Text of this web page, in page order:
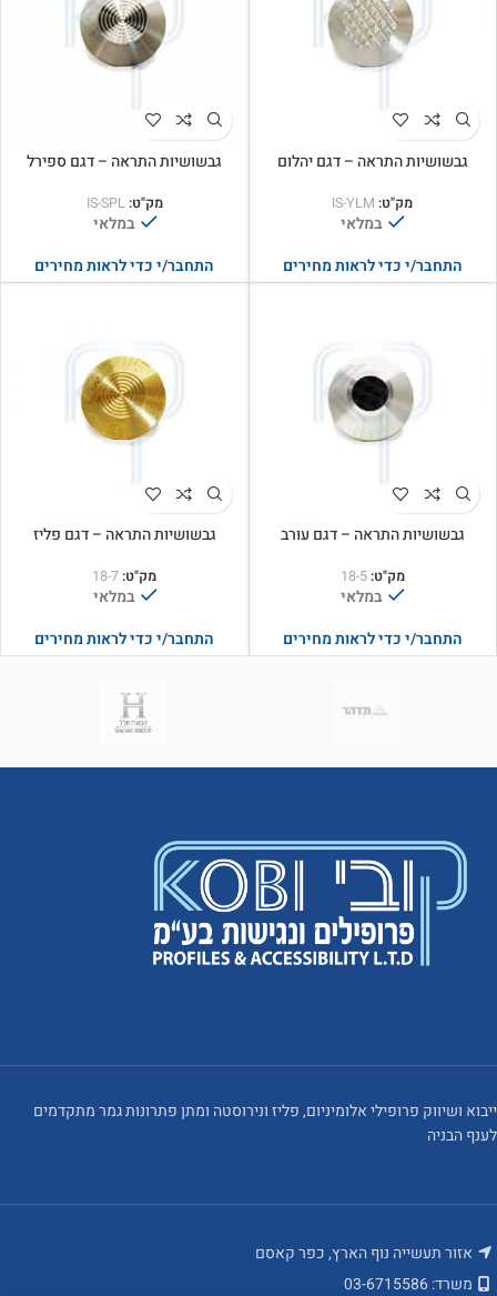
גבשושיות התראה – דגם יהלום
מק"ט: IS-YLM
במלאי
התחבר/י כדי לראות מחירים
גבשושיות התראה – דגם ספירל
מק"ט:IS-SPL
במלאי
התחבר/י כדי לראות מחירים
גבשושיות התראה – דגם עורב
מק"ט:18-5
במלאי
התחבר/י כדי לראות מחירים
גבשושיות התראה – דגם פליז
מק"ט: 18-7
במלאי
התחבר/י כדי לראות מחירים
ייבוא ושיווק פרופילי אלומיניום, פליז ונירוסטה ומתן פתרונות גמר מתקדמים
לענף הבניה
אזור תעשייה נוף הארץ, כפר קאסם
משרד: 03-6715586